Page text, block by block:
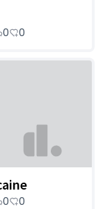
0 0
0 0